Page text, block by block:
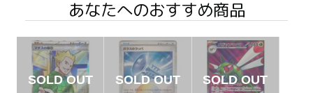
あなたへのおすすめ商品